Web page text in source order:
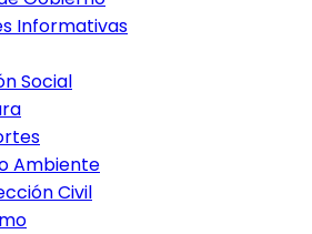
Informativas
Social
Ambiente
Civil